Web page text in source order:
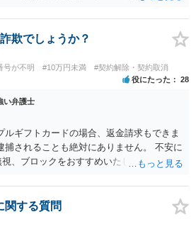
欺でしょうか？
号が不明 #10万円未満 #契約解除・契約取消
役にたった 28
い弁護士
ルギフトカードの場合、返金請求もできま
捕されることも絶対にありません。 不安に
、ブロックをおすすめいたします。
関する質問